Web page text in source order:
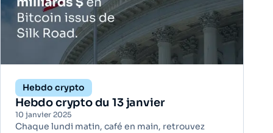
Hebdo crypto
Hebdo crypto du 13 janvier
10 janvier 2025
Chaque lundi matin, café en main, retrouvez